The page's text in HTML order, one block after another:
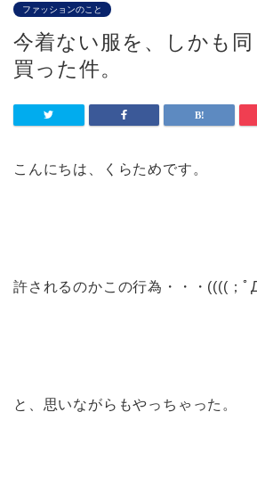
ファッションのこと
今着ない服を、しかも
買った件。
こんにちは、くらためです。
許されるのかこの行為・・・((((；ﾟ
と、思いながらもやっちゃった。